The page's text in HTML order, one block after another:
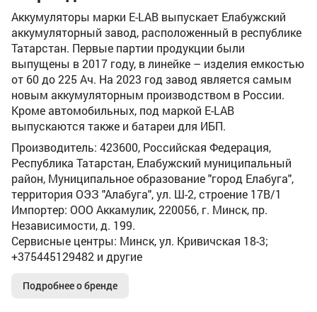
Аккумуляторы марки E-LAB выпускает Елабужский
аккумуляторный завод, расположенный в республике
Татарстан. Первые партии продукции были
выпущены в 2017 году, в линейке – изделия емкостью
от 60 до 225 Ач. На 2023 год завод является самым
новым аккумуляторным производством в России.
Кроме автомобильных, под маркой E-LAB
выпускаются также и батареи для ИБП.
Производитель: 423600, Российская Федерация,
Республика Татарстан, Елабужский муниципальный
район, Муниципальное образование "город Елабуга",
территория ОЭЗ "Алабуга", ул. Ш-2, строение 17В/1
Импортер: ООО Аккамулик, 220056, г. Минск, пр.
Независимости, д. 199.
Сервисные центры: Минск, ул. Кривичская 18-3;
+375445129482 и другие
Подробнее о бренде